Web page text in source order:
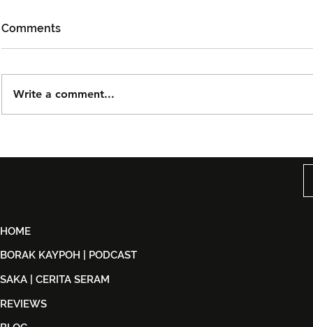
Dijual
Comments
Write a comment...
HOME
BORAK KAYPOH | PODCAST
SAKA | CERITA SERAM
REVIEWS